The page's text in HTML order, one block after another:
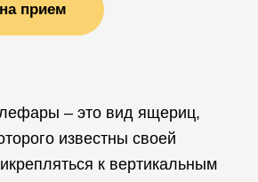
прием
– это вид ящериц,
известны своей
к вертикальным